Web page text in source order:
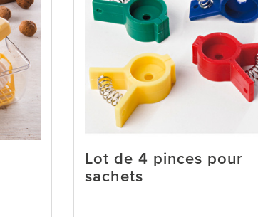
Lot de 4 pinces pour
sachets